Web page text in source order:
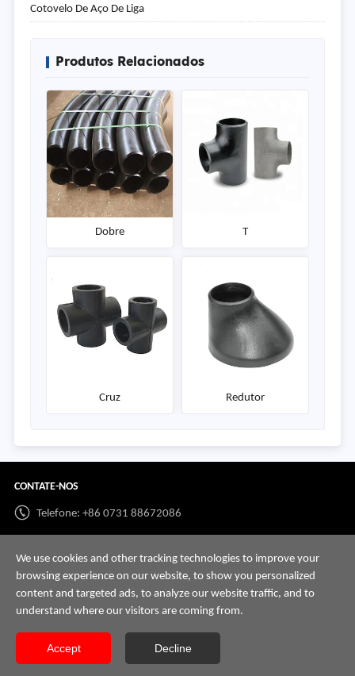
Cotovelo De Aço De Liga
Produtos Relacionados
Dobre T
Cruz Redutor
CONTATE-NOS
Telefone: +86 0731 88672086
E-mail:info@hnssd.com
Copyright @ 2026 Hunan Great Steel Pipe Co., Ltd Todos os direitos reservados.
do Site
We use cookies and other tracking technologies to improve your
browsing experience on our website, to show you personalized
content and targeted ads, to analyze our website traffic, and to
understand where our visitors are coming from.
Accept Decline